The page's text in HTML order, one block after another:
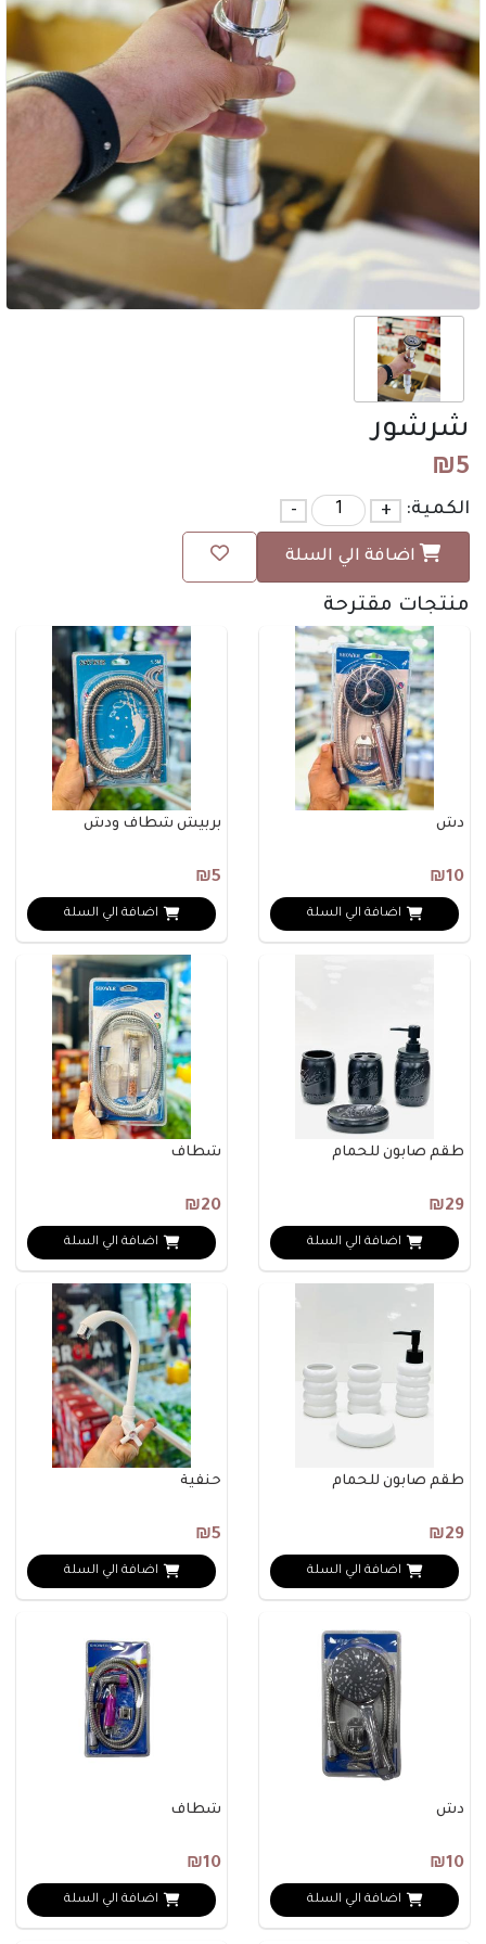
شرشور
₪5
الكمية: +
-
اضافة الي السلة
منتجات مقترحة
دش
₪10
اضافة الي السلة
بربيش شطاف ودش
₪5
اضافة الي السلة
طقم صابون للحمام
₪29
اضافة الي السلة
شطاف
₪20
اضافة الي السلة
طقم صابون للحمام
₪29
اضافة الي السلة
حنفية
₪5
اضافة الي السلة
دش
₪10
اضافة الي السلة
شطاف
₪10
اضافة الي السلة